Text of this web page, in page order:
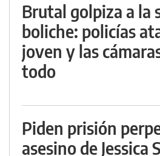
Brutal golpiza a la
boliche: policías
joven y las
todo
Piden prisión
asesino de Jessica